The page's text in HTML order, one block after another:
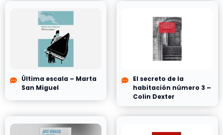
Última escala – Marta
San Miguel
El secreto de la
habitación número 3 –
Colin Dexter